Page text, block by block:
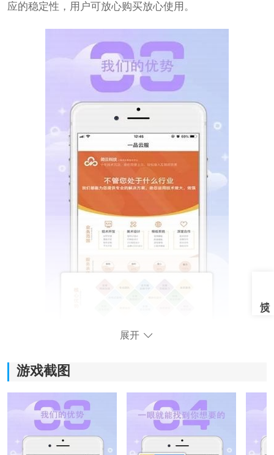
应的稳定性，用户可放心购买放心使用。
1、提供丰富的
品，解决购物困扰。
2、价格便宜且多种优惠券可用，购物省钱利器，享受更
多实惠。
展开
游戏截图